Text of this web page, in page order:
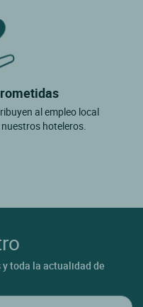
al empleo local
hoteleros.
toda la actualidad de